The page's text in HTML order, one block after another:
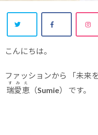
こんにちは。
ファッションから 「未
瑞愛恵
すみえ
（Sumie） です。